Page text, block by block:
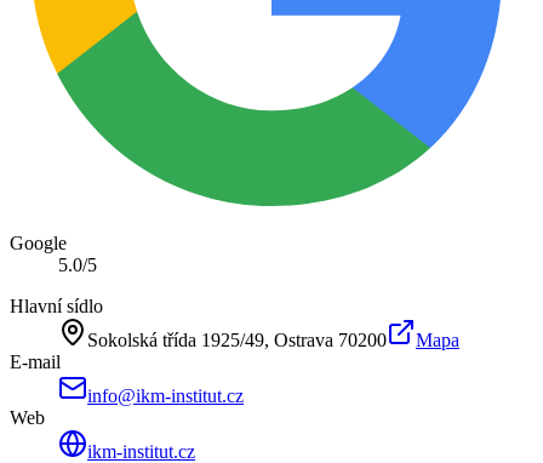
Google
5.0/5
Hlavní sídlo
Sokolská třída 1925/49, Ostrava 70200
Mapa
E-mail
info@ikm-institut.cz
Web
ikm-institut.cz